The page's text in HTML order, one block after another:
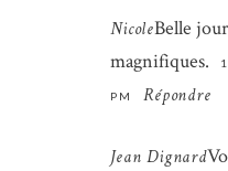
Votre courriel ne
publique
NicoleBelle
magnifiques.
PM Répondre
Jean Dignard